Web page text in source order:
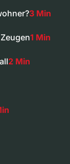
3 Min
1 Min
2 Min